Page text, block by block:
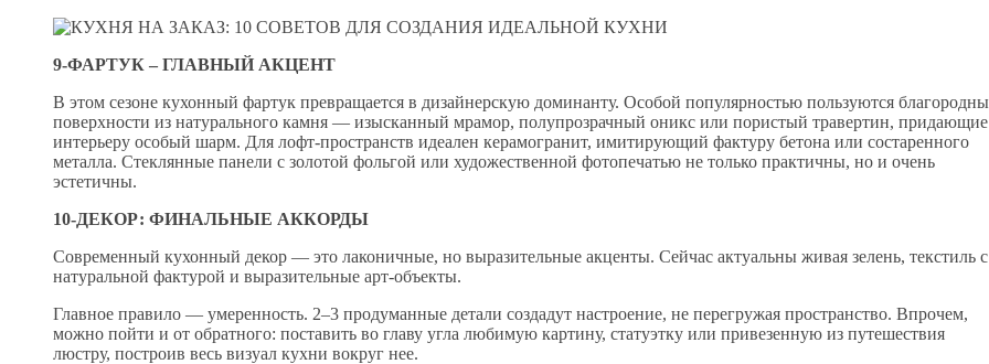
9-ФАРТУК – ГЛАВНЫЙ АКЦЕНТ
В этом сезоне кухонный фартук превращается в дизайнерскую доминанту. Особой популярностью пользуются
поверхности из натурального камня — изысканный мрамор, полупрозрачный оникс или пористый травертин, придающие
интерьеру особый шарм. Для лофт-пространств идеален керамогранит, имитирующий фактуру бетона или состаренного
металла. Стеклянные панели с золотой фольгой или художественной фотопечатью не только практичны, но и очень
эстетичны.
10-ДЕКОР: ФИНАЛЬНЫЕ АККОРДЫ
Современный кухонный декор — это лаконичные, но выразительные акценты. Сейчас актуальны живая зелень, текстиль с
натуральной фактурой и выразительные арт-объекты.
Главное правило — умеренность. 2–3 продуманные детали создадут настроение, не перегружая пространство. Впрочем,
можно пойти и от обратного: поставить во главу угла любимую картину, статуэтку или привезенную из путешествия
люстру, построив весь визуал кухни вокруг нее.